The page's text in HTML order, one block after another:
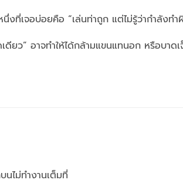
ที่เจอบ่อยคือ “เล่นท่าถูก แต่ไม่รู้ว่ากำลังทำ
ยว” อาจทำให้ได้กล้ามแขนแทนอก หรือบาดเ
นไม่ทำงานเต็มที่